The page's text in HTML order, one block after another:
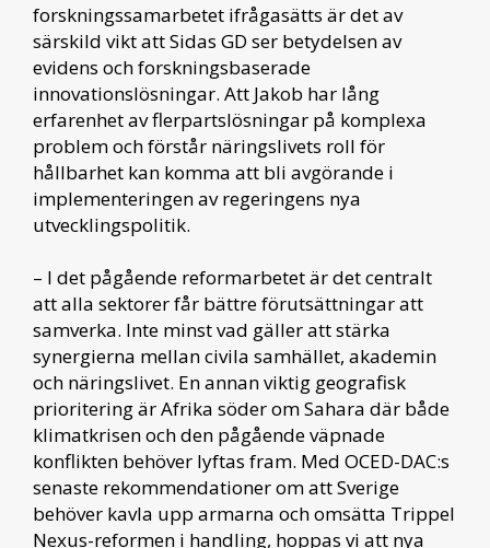
forskningssamarbetet ifrågasätts är det av
särskild vikt att Sidas GD ser betydelsen av
evidens och forskningsbaserade
innovationslösningar. Att Jakob har lång
erfarenhet av flerpartslösningar på komplexa
problem och förstår näringslivets roll för
hållbarhet kan komma att bli avgörande i
implementeringen av regeringens nya
utvecklingspolitik.
– I det pågående reformarbetet är det centralt
att alla sektorer får bättre förutsättningar att
samverka. Inte minst vad gäller att stärka
synergierna mellan civila samhället, akademin
och näringslivet. En annan viktig geografisk
prioritering är Afrika söder om Sahara där både
klimatkrisen och den pågående väpnade
konflikten behöver lyftas fram. Med OCED-DAC:s
senaste rekommendationer om att Sverige
behöver kavla upp armarna och omsätta Trippel
Nexus-reformen i handling, hoppas vi att nya